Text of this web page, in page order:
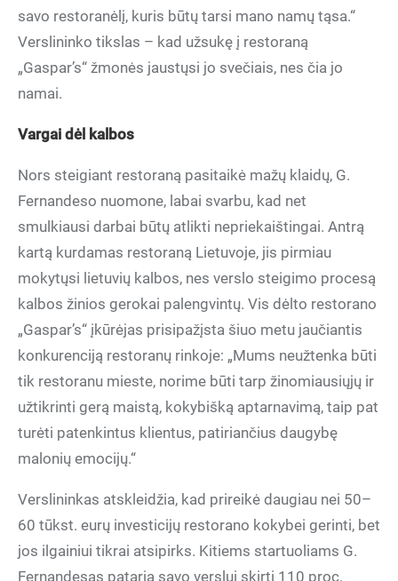
savo restoranėlį, kuris būtų tarsi mano namų tąsa.“
Verslininko tikslas – kad užsukę į restoraną
„Gaspar’s“ žmonės jaustųsi jo svečiais, nes čia jo
namai.
Vargai dėl kalbos
Nors steigiant restoraną pasitaikė mažų klaidų, G.
Fernandeso nuomone, labai svarbu, kad net
smulkiausi darbai būtų atlikti nepriekaištingai. Antrą
kartą kurdamas restoraną Lietuvoje, jis pirmiau
mokytųsi lietuvių kalbos, nes verslo steigimo procesą
kalbos žinios gerokai palengvintų. Vis dėlto restorano
„Gaspar’s“ įkūrėjas prisipažįsta šiuo metu jaučiantis
konkurenciją restoranų rinkoje: „Mums neužtenka būti
tik restoranu mieste, norime būti tarp žinomiausiųjų ir
užtikrinti gerą maistą, kokybišką aptarnavimą, taip pat
turėti patenkintus klientus, patiriančius daugybę
malonių emocijų.“
Verslininkas atskleidžia, kad prireikė daugiau nei 50–
60 tūkst. eurų investicijų restorano kokybei gerinti, bet
jos ilgainiui tikrai atsipirks. Kitiems startuoliams G.
Fernandesas pataria savo verslui skirti 110 proc.